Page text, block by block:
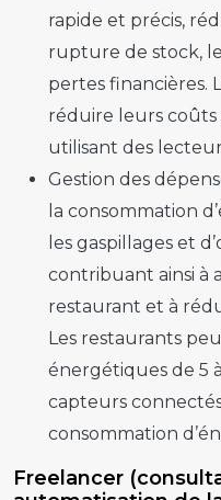
rapide et précis,
rupture de stock,
pertes financières.
réduire leurs coûts
utilisant des
Gestion des
la consommation
les gaspillages et
contribuant ainsi à
restaurant et à
Les restaurants
énergétiques de 5
capteurs
consommation
Freelancer